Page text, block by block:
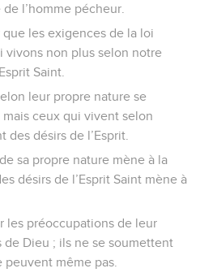
l’homme pécheur.
les exigences de la loi
vivons non plus selon notre
Saint.
leur propre nature se
ceux qui vivent selon
des désirs de l’Esprit.
sa propre nature mène à la
désirs de l’Esprit Saint mène à
les préoccupations de leur
Dieu ; ils ne se soumettent
peuvent même pas.